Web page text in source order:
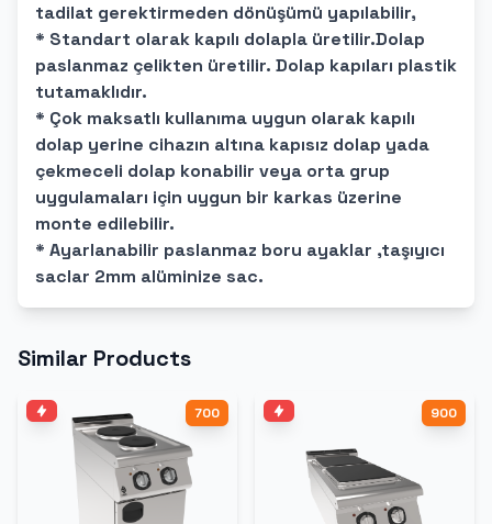
tadilat gerektirmeden dönüşümü yapılabilir,
* Standart olarak kapılı dolapla üretilir.Dolap
paslanmaz çelikten üretilir. Dolap kapıları plastik
tutamaklıdır.
* Çok maksatlı kullanıma uygun olarak kapılı
dolap yerine cihazın altına kapısız dolap yada
çekmeceli dolap konabilir veya orta grup
uygulamaları için uygun bir karkas üzerine
monte edilebilir.
* Ayarlanabilir paslanmaz boru ayaklar ,taşıyıcı
saclar 2mm alüminize sac.
Similar Products
700 900